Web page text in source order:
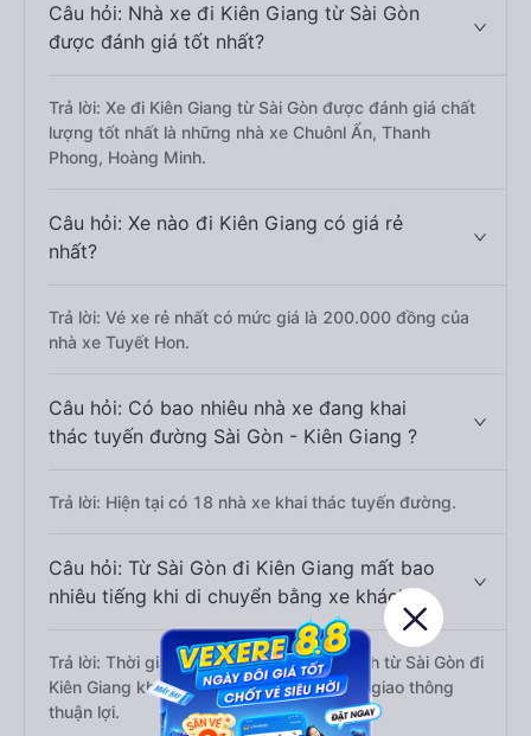
Câu hỏi: Nhà xe đi Kiên Giang từ Sài Gòn
được đánh giá tốt nhất?
Trả lời: Xe đi Kiên Giang từ Sài Gòn được đánh giá chất
lượng tốt nhất là những nhà xe Chuônl Ẩn, Thanh
Phong, Hoàng Minh.
Câu hỏi: Xe nào đi Kiên Giang có giá rẻ
nhất?
Trả lời: Vé xe rẻ nhất có mức giá là 200.000 đồng của
nhà xe Tuyết Hon.
Câu hỏi: Có bao nhiêu nhà xe đang khai
thác tuyến đường Sài Gòn - Kiên Giang ?
Trả lời: Hiện tại có 18 nhà xe khai thác tuyến đường.
Câu hỏi: Từ Sài Gòn đi Kiên Giang mất bao
nhiêu tiếng khi di chuyển bằng xe khách?
Trả lời: Thời gian di chuyển bằng xe khách từ Sài Gòn đi
Kiên Giang khoảng 6.7 tiếng, nếu mật độ giao thông
thuận lợi.